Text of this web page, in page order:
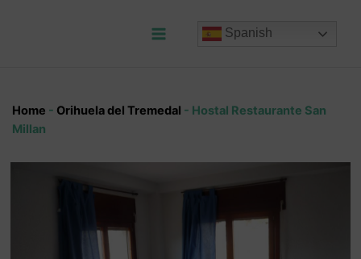
Spanish
Home - Orihuela del Tremedal - Hostal Restaurante San
Millan